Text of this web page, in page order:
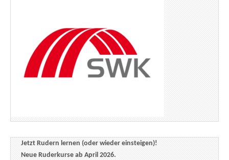
Jetzt Rudern lernen (oder wieder einsteigen)!
Neue Ruderkurse ab April 2026.